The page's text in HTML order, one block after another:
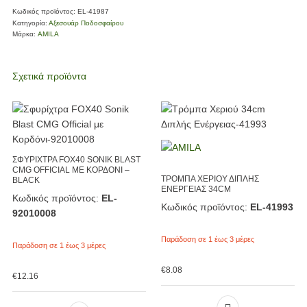
Κωδικός προϊόντος: EL-41987
Κατηγορία: Αξεσουάρ Ποδοσφαίρου
Μάρκα: AMILA
Σχετικά προϊόντα
ΣΦΥΡΙΧΤΡΑ FOX40 SONIK BLAST
CMG OFFICIAL ΜΕ ΚΟΡΔΟΝΙ –
BLACK
Κωδικός προϊόντος: EL-
92010008
Παράδοση σε 1 έως 3 μέρες
€12.16
ΤΡΟΜΠΑ ΧΕΡΙΟΥ ΔΙΠΛΗΣ
ΕΝΕΡΓΕΙΑΣ 34CM
Κωδικός προϊόντος: EL-41993
Παράδοση σε 1 έως 3 μέρες
€8.08